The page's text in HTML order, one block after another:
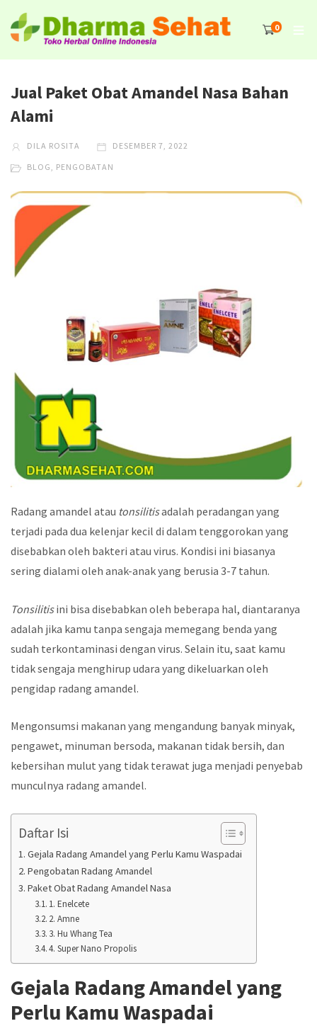
0
Jual Paket Obat Amandel Nasa Bahan
Alami
DILA ROSITA DESEMBER 7, 2022
BLOG, PENGOBATAN
Radang amandel atau tonsilitisadalah peradangan yang
terjadi pada dua kelenjar kecil di dalam tenggorokan yang
disebabkan oleh bakteri atau virus. Kondisi ini biasanya
sering dialami oleh anak-anak yang berusia 3-7 tahun.
Tonsilitisini bisa disebabkan oleh beberapa hal, diantaranya
adalah jika kamu tanpa sengaja memegang benda yang
sudah terkontaminasi dengan virus. Selain itu, saat kamu
tidak sengaja menghirup udara yang dikeluarkan oleh
pengidap radang amandel.
Mengonsumsi makanan yang mengandung banyak minyak,
pengawet, minuman bersoda, makanan tidak bersih, dan
kebersihan mulut yang tidak terawat juga menjadi penyebab
munculnya radang amandel.
Daftar Isi
Gejala Radang Amandel yang Perlu Kamu Waspadai
Pengobatan Radang Amandel
Paket Obat Radang Amandel Nasa
1. Enelcete
2. Amne
3. Hu Whang Tea
4. Super Nano Propolis
Gejala Radang Amandel yang
Perlu Kamu Waspadai